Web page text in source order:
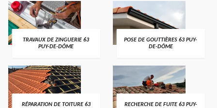
TRAVAUX DE ZINGUERIE 63
PUY-DE-DÔME
POSE DE GOUTTIÈRES 63 PUY-
DE-DÔME
RÉPARATION DE TOITURE 63
RECHERCHE DE FUITE 63 PUY-